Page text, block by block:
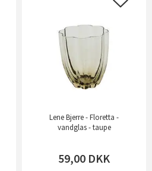
Lene Bjerre - Floretta -
vandglas - taupe
59,00 DKK